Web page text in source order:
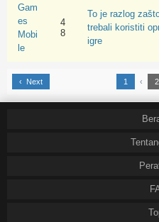
Gam
es
Mobi
le
4
8
To je razlog
trebali koristiti
igre
‹ Next 1 ‹ 2